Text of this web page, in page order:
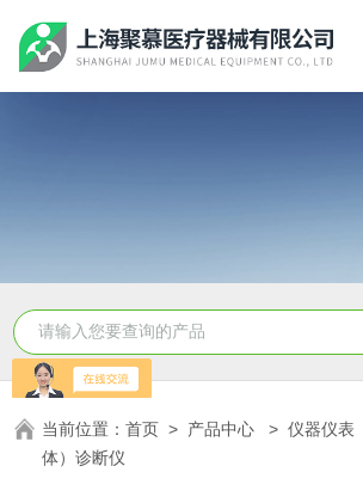
当前位置：首页 > 产品中心 >仪器仪表
体）诊断仪